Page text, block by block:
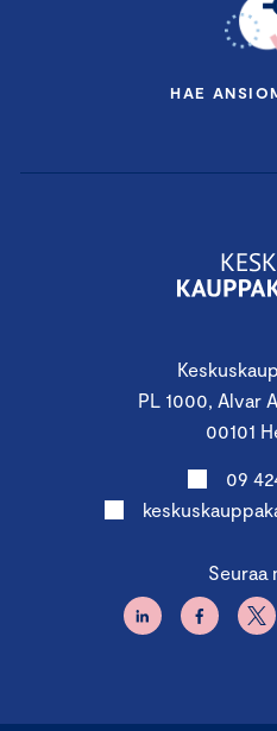
PL 1000, Alvar
00101
09
Seuraa
HAE